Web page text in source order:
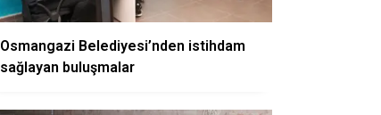
Osmangazi Belediyesi’nden istihdam
sağlayan buluşmalar